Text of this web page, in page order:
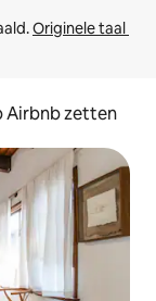
Originele taal
Airbnb zetten